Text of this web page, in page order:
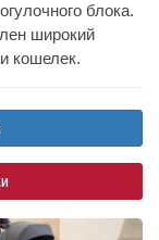
блока.
широкий
кошелек.